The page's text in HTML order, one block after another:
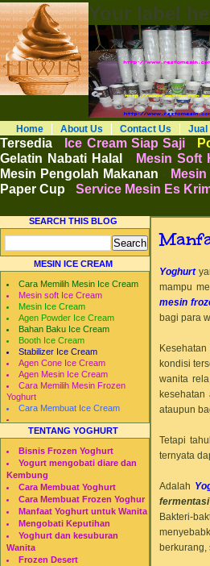
Your label
Home About Us Contact Us Jual
Tersedia : Ice Cream Siap Saji-
Gelatin Nabati Halal
- Mesin Soft
Mesin Pengolah Makanan -
Paper Cup - Service Mesin Es
SEARCH THIS BLOG
MESIN ICE CREAM
Cara Memilih Mesin Ice Cream
Mesin soft Ice Cream
Mesin Ice Cream
Agen Powder Ice Cream
Bahan Baku Ice Cream
Booth Ice Cream
Stabilizer Ice Cream
Agen Cone Ice Cream
Agen Mesin Ice Cream
Cara Memilih Mesin Frozen
Yoghurt
Cara Membuat Ice Cream
TENTANG YOGHURT
Bisnis Frozen Yoghurt
Yogurt mengobati diare dan
Kembung
Cara Membuat Yoghurt
Cara Membuat Frozen Yoghur
Manfaat Yoghurt untuk Wanita
Mengobati Keputihan
Yoghurt dan kesuburan
Wanita
Frozen Desert
Yoghurt
mampu
mesin
bagi para
kondisi
wanita
kesehatan
ataupun
Tetapi
ternyata
Adalah
fermentasi
Bakteri-
berkurang,